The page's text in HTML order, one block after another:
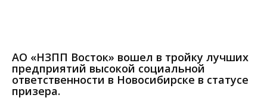
АО «НЗПП Восток» вошел в тройку лучших
предприятий высокой социальной
ответственности в Новосибирске в статусе
призера.